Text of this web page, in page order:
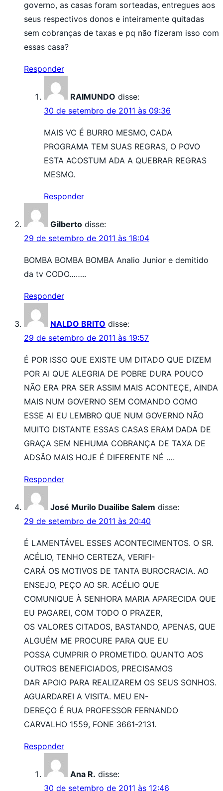
governo, as casas foram sorteadas, entregues aos
seus respectivos donos e inteiramente quitadas
sem cobranças de taxas e pq não fizeram isso com
essas casa?
Responder
RAIMUNDO disse:
30 de setembro de 2011 às 09:36
MAIS VC É BURRO MESMO, CADA
PROGRAMA TEM SUAS REGRAS, O POVO
ESTA ACOSTUM ADA A QUEBRAR REGRAS
MESMO.
Responder
Gilberto disse:
29 de setembro de 2011 às 18:04
BOMBA BOMBA BOMBA Analio Junior e demitido
da tv CODO……..
Responder
NALDO BRITO disse:
29 de setembro de 2011 às 19:57
É POR ISSO QUE EXISTE UM DITADO QUE DIZEM
POR AI QUE ALEGRIA DE POBRE DURA POUCO
NÃO ERA PRA SER ASSIM MAIS ACONTEÇE, AINDA
MAIS NUM GOVERNO SEM COMANDO COMO
ESSE AI EU LEMBRO QUE NUM GOVERNO NÃO
MUITO DISTANTE ESSAS CASAS ERAM DADA DE
GRAÇA SEM NEHUMA COBRANÇA DE TAXA DE
ADSÃO MAIS HOJE É DIFERENTE NÉ ….
Responder
José Murilo Duailibe Salem disse:
29 de setembro de 2011 às 20:40
É LAMENTÁVEL ESSES ACONTECIMENTOS. O SR.
ACÉLIO, TENHO CERTEZA, VERIFI-
CARÁ OS MOTIVOS DE TANTA BUROCRACIA. AO
ENSEJO, PEÇO AO SR. ACÉLIO QUE
COMUNIQUE À SENHORA MARIA APARECIDA QUE
EU PAGAREI, COM TODO O PRAZER,
OS VALORES CITADOS, BASTANDO, APENAS, QUE
ALGUÉM ME PROCURE PARA QUE EU
POSSA CUMPRIR O PROMETIDO. QUANTO AOS
OUTROS BENEFICIADOS, PRECISAMOS
DAR APOIO PARA REALIZAREM OS SEUS SONHOS.
AGUARDAREI A VISITA. MEU EN-
DEREÇO É RUA PROFESSOR FERNANDO
CARVALHO 1559, FONE 3661-2131.
Responder
Ana R. disse:
30 de setembro de 2011 às 12:46